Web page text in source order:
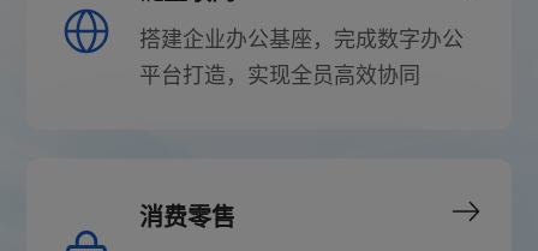
搭建企业办公基座，完成数字办公
平台打造，实现全员高效协同
消费零售